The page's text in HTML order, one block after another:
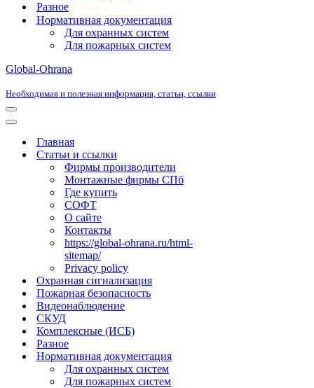
Разное
Нормативная документация
Для охранных систем
Для пожарных систем
Global-Ohrana
Необходимая и полезная информация, статьи, ссылки
Меню
навигации
Меню
навигацииГлавная
Статьи и ссылки
Фирмы производители
Монтажные фирмы СПб
Где купить
СОФТ
О сайте
Контакты
https://global-ohrana.ru/html-
sitemap/
Privacy policy
Охранная сигнализация
Пожарная безопасность
Видеонаблюдение
СКУД
Комплексные (ИСБ)
Разное
Нормативная документация
Для охранных систем
Для пожарных систем